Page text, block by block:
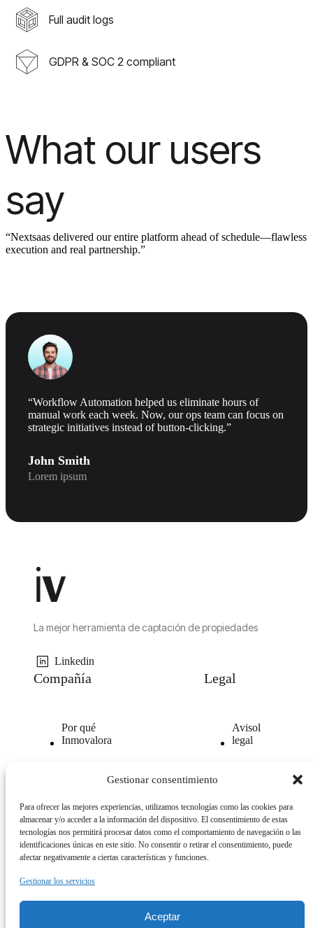
Gestionar consentimiento
Para ofrecer las mejores experiencias, utilizamos tecnologías como las cookies para
almacenar y/o acceder a la información del dispositivo. El consentimiento de estas
tecnologías nos permitirá procesar datos como el comportamiento de navegación o las
identificaciones únicas en este sitio. No consentir o retirar el consentimiento, puede
afectar negativamente a ciertas características y funciones.
Gestionar los servicios
Aceptar
Full audit logs
GDPR & SOC 2 compliant
What our users
say
“Nextsaas delivered our entire platform ahead of schedule—flawless
execution and real partnership.”
“Workflow Automation helped us eliminate hours of
manual work each week. Now, our ops team can focus on
strategic initiatives instead of button-clicking.”
John Smith
Lorem ipsum
La mejor herramienta de captación de propiedades
Linkedin
Compañía
Por qué
Inmovalora
Opiniones
clientes
Legal
Avisol
legal
Politica
de
cookies
© 2026. All Rights Reserved.